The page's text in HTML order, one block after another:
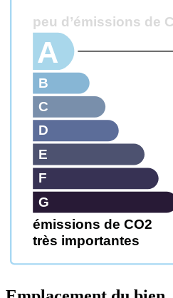
émissions de CO2
très importantes
peu d’émissions de
G
F
E
D
C
B
A